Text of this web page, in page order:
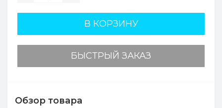
В КОРЗИНУ
БЫСТРЫЙ ЗАКАЗ
Обзор товара